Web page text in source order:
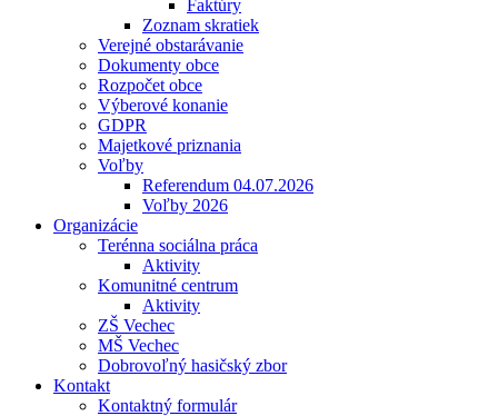
Faktúry
Zoznam skratiek
Verejné obstarávanie
Dokumenty obce
Rozpočet obce
Výberové konanie
GDPR
Majetkové priznania
Voľby
Referendum 04.07.2026
Voľby 2026
Organizácie
Terénna sociálna práca
Aktivity
Komunitné centrum
Aktivity
ZŠ Vechec
MŠ Vechec
Dobrovoľný hasičský zbor
Kontakt
Kontaktný formulár